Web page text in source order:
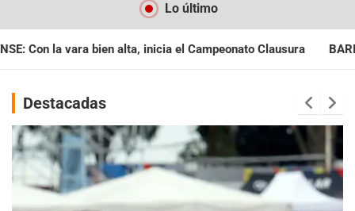
Lo último
Campeonato Clausura BARILOCHENSE: Preparan una
Destacadas